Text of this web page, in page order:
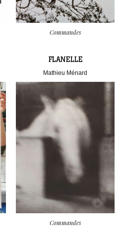
Commandes
FLANELLE
Mathieu Ménard
Commandes